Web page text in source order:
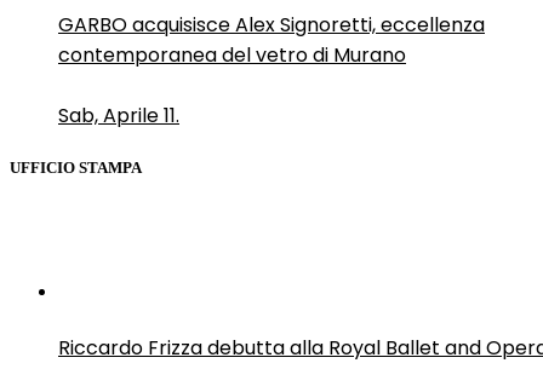
GARBO acquisisce Alex Signoretti, eccellenza
contemporanea del vetro di Murano
Sab, Aprile 11.
UFFICIO STAMPA
Riccardo Frizza debutta alla Royal Ballet and